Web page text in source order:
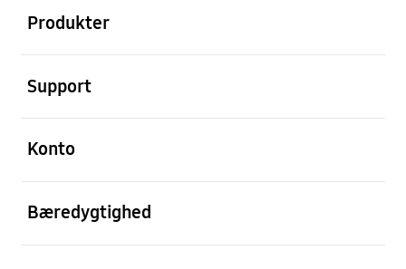
Produkter
Support
Konto
Bæredygtighed